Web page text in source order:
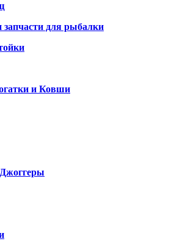
для рыбалки
и Ковши